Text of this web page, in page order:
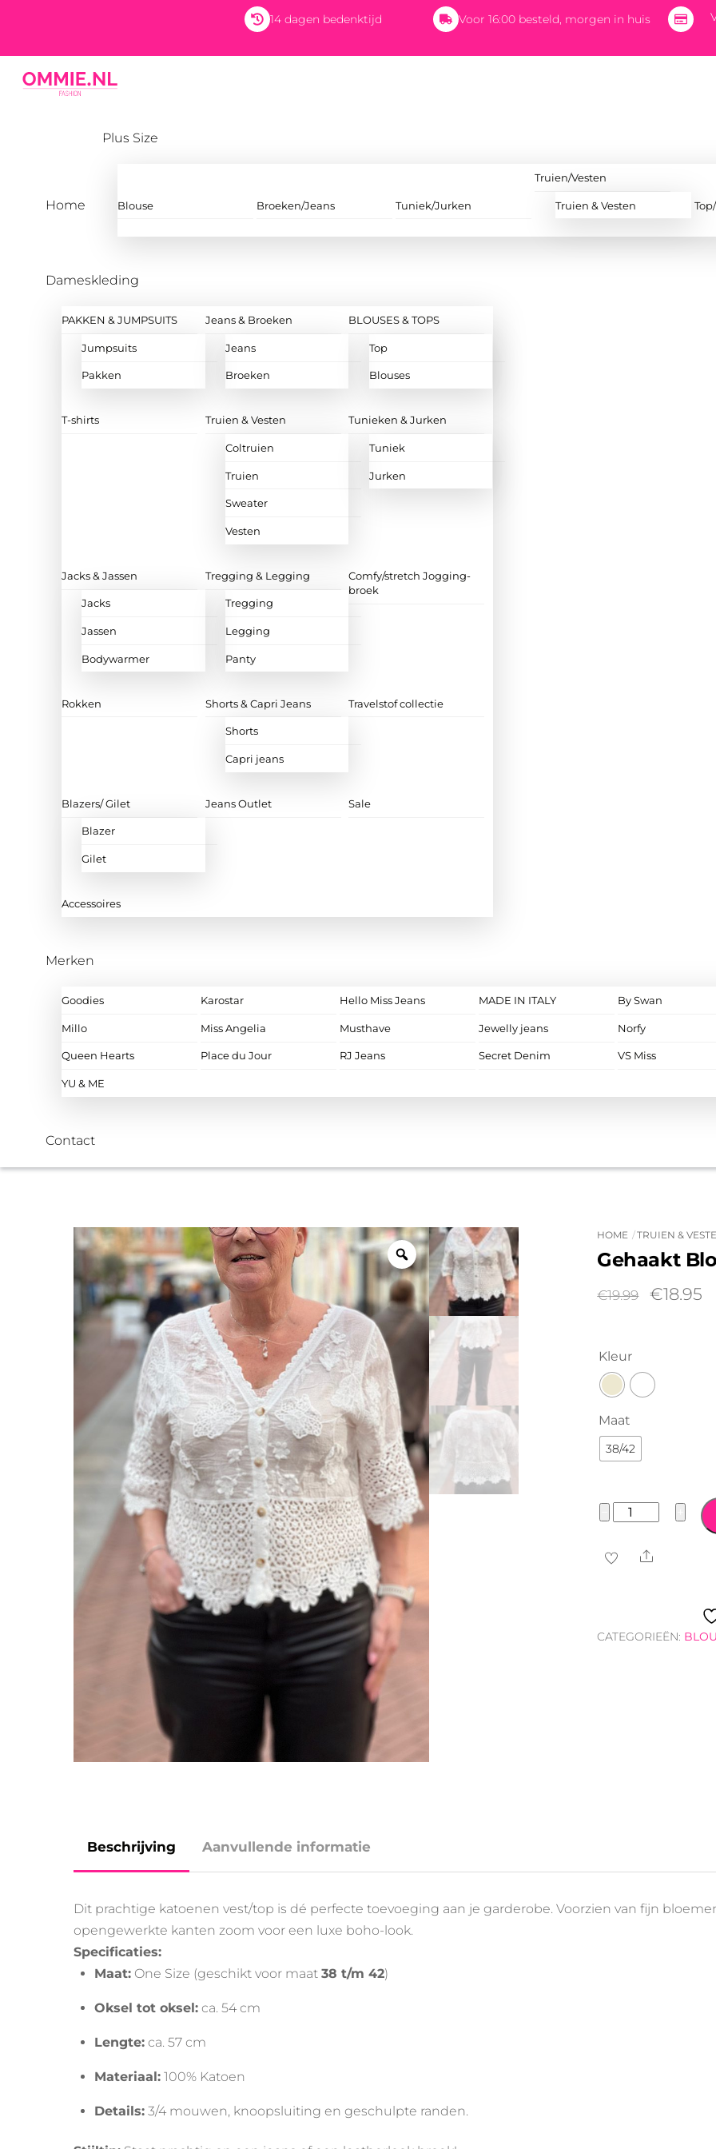
content
14 dagen bedenktijd Voor 16:00 besteld, morgen in huis
Home
Plus Size
Blouse Broeken/Jeans Tuniek/Jurken
Truien/Vesten
Truien & Vesten
Dameskleding
PAKKEN & JUMPSUITS
Jumpsuits
Pakken
Jeans & Broeken
Jeans
Broeken
BLOUSES & TOPS
Top
Blouses
T-shirts Truien & Vesten
Coltruien
Truien
Sweater
Vesten
Tunieken & Jurken
Tuniek
Jurken
Jacks & Jassen
Jacks
Jassen
Bodywarmer
Tregging & Legging
Tregging
Legging
Panty
Comfy/stretch Jogging-
broek
Rokken Shorts & Capri Jeans
Shorts
Capri jeans
Travelstof collectie
Blazers/ Gilet
Blazer
Gilet
Jeans Outlet Sale
Accessoires
Merken
Goodies Karostar Hello Miss Jeans MADE IN ITALY By Swan
Millo Miss Angelia Musthave Jewelly jeans Norfy
Queen Hearts Place du Jour RJ Jeans Secret Denim VS Miss
YU & ME
Contact
HOME TRUIEN &
Gehaakt
€19.99 €18.95
Kleur
Maat
38/42
Gehaakt
Vest/TopShare
CATEGORIEËN:
Beschrijving Aanvullende informatie
Dit prachtige katoenen vest/top is dé perfecte toevoeging aan je garderobe. Voorzien van fijn
opengewerkte kanten zoom voor een luxe boho-look.
Specificaties:
Maat:One Size (geschikt voor maat 38 t/m 42)
Oksel tot oksel:ca. 54 cm
Lengte:ca. 57 cm
Materiaal:100% Katoen
Details:3/4 mouwen, knoopsluiting en geschulpte randen.